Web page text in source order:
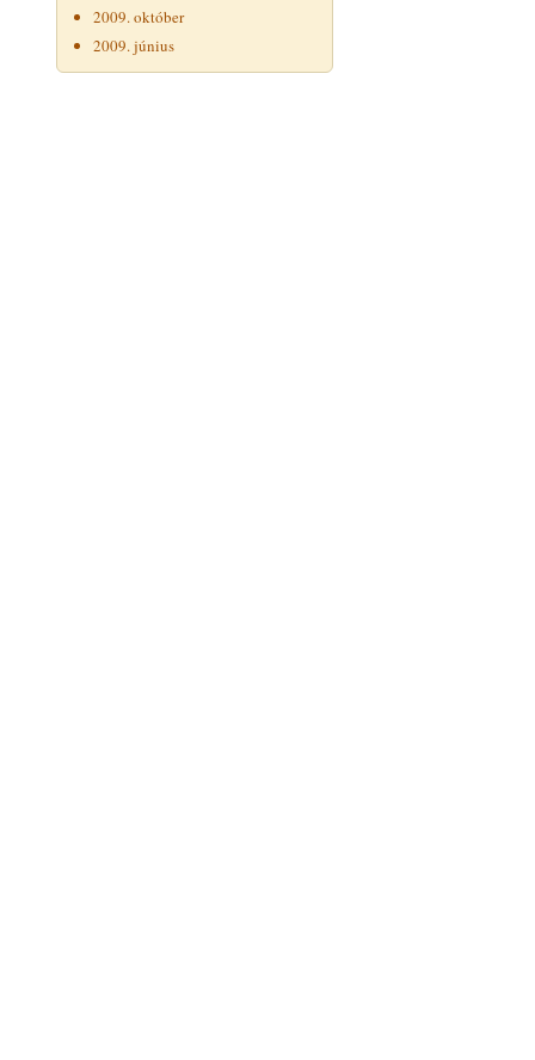
2009. október
2009. június